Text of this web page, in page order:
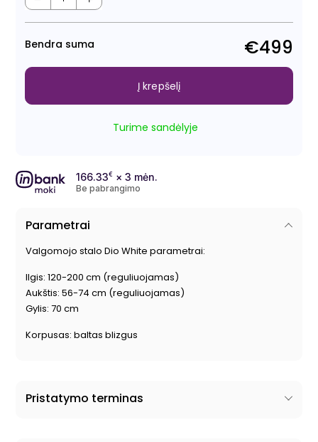
− +
Bendra suma €499
Turime sandėlyje
Į krepšelį
166.33€ × 3 mėn.
Be pabrangimo
Parametrai
Valgomojo stalo Dio White parametrai:
Ilgis: 120-200 cm (reguliuojamas)
Aukštis: 56-74 cm (reguliuojamas)
Gylis: 70 cm
Korpusas: baltas blizgus
Pristatymo terminas